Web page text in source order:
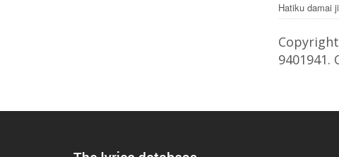
Hatiku damai
9401941.